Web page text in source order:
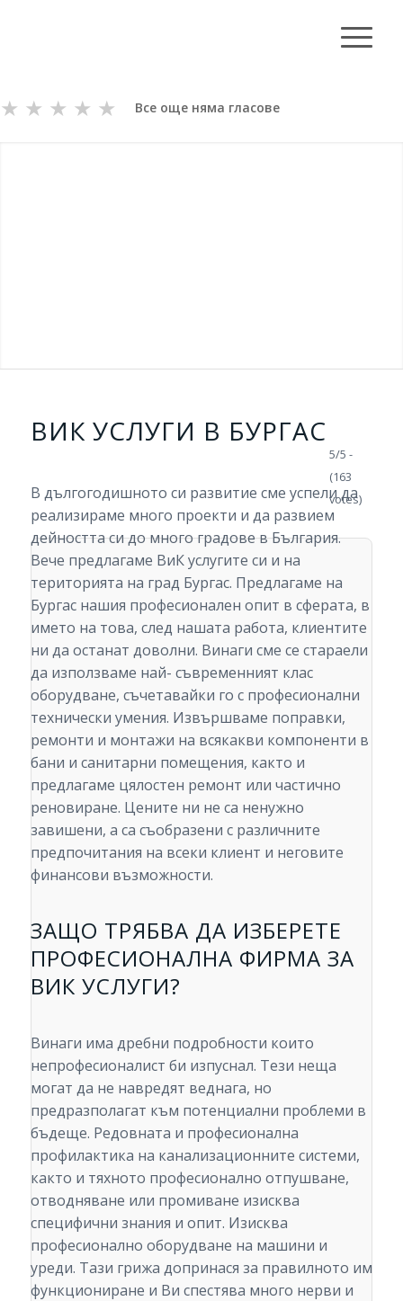
★
★
★
★
★ Все още няма гласове
ВИК УСЛУГИ В БУРГАС
В дългогодишното си развитие сме успели да
реализираме много проекти и да развием
дейността си до много градове в България.
Вече предлагаме ВиК услугите си и на
територията на град Бургас. Предлагаме на
Бургас нашия професионален опит в сферата, в
името на това, след нашата работа, клиентите
ни да останат доволни. Винаги сме се стараели
да използваме най- съвременният клас
оборудване, съчетавайки го с професионални
технически умения. Извършваме поправки,
ремонти и монтажи на всякакви компоненти в
бани и санитарни помещения, както и
предлагаме цялостен ремонт или частично
реновиране. Цените ни не са ненужно
завишени, а са съобразени с различните
предпочитания на всеки клиент и неговите
финансови възможности.
ЗАЩО ТРЯБВА ДА ИЗБЕРЕТЕ
ПРОФЕСИОНАЛНА ФИРМА ЗА
ВИК УСЛУГИ?
Винаги има дребни подробности които
непрофесионалист би изпуснал. Тези неща
могат да не навредят веднага, но
предразполагат към потенциални проблеми в
бъдеще. Редовната и професионална
профилактика на канализационните системи,
както и тяхното професионално отпушване,
отводняване или промиване изисква
специфични знания и опит. Изисква
професионално оборудване на машини и
уреди. Тази грижа допринася за правилното им
функциониране и Ви спестява много нерви и
5/5 -
(163
votes)